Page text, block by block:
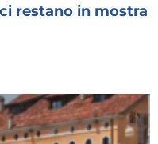
restano in mostra